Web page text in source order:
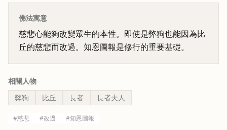
佛法寓意
慈悲心能夠改變眾生的本性。即使是弊狗也能因為比
丘的慈悲而改過。知恩圖報是修行的重要基礎。
相關人物
弊狗
比丘 長者 長者夫人
#慈悲 #改過 #知恩圖報